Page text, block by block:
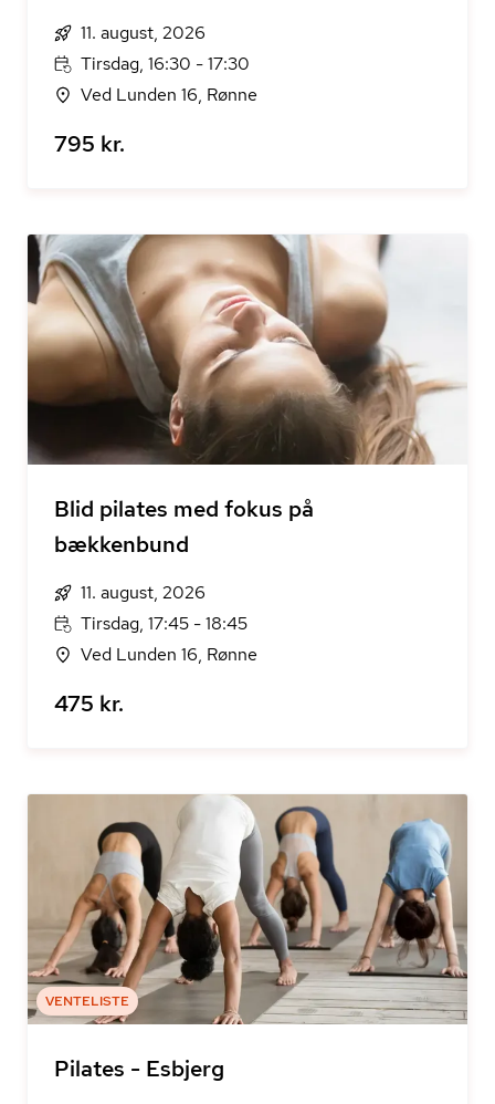
11. august, 2026
Tirsdag, 16:30 - 17:30
Ved Lunden 16, Rønne
795 kr.
Blid pilates med fokus på
bækkenbund
11. august, 2026
Tirsdag, 17:45 - 18:45
Ved Lunden 16, Rønne
475 kr.
VENTELISTE
Pilates - Esbjerg